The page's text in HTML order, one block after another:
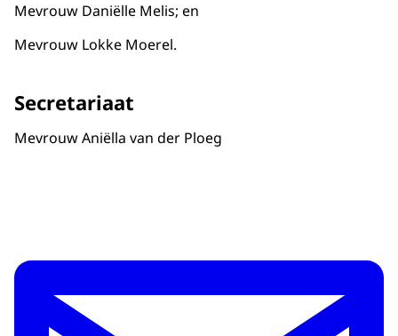
Mevrouw Daniëlle Melis; en
Mevrouw Lokke Moerel.
Secretariaat
Mevrouw Aniëlla van der Ploeg